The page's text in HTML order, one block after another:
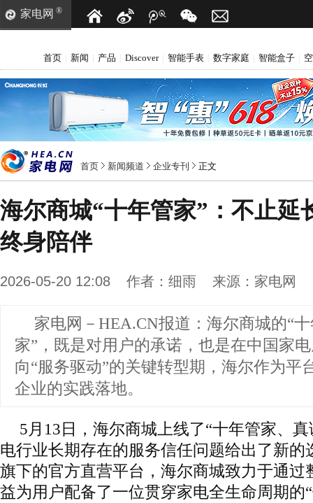
家电网 ®
首页 新闻 产品 Discover 智能手表 数字家庭 智能盒子
首页 新闻频道 企业专刊 正文
海尔商城“十年管家”：不止延
终身陪伴
2026-05-20 12:08 作者： 细雨 来源： 家电网
家电网－HEA.CN报道： 海尔商城的“
家”，既是对用户的承诺，也是在中国家
向“服务驱动”的关键转型期，海尔作为平
企业的实践落地。
5月13日，海尔商城上线了“十年管家、
电行业长期存在的服务信任问题给出了新的
旗下的官方直营平台，海尔商城致力于通过
益为用户配备了一位贯穿家电全生命周期的